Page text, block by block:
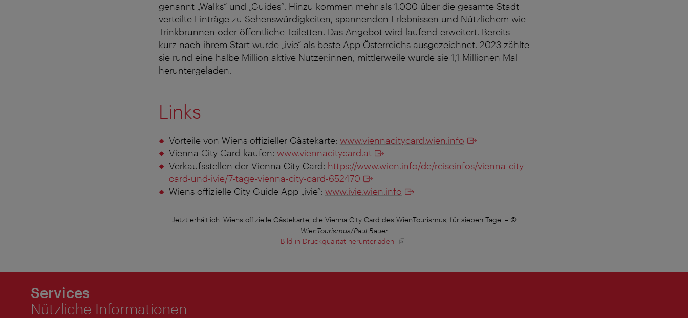
genannt „Walks“ und „Guides“. Hinzu kommen mehr als 1.000 über die gesamte Stadt
verteilte Einträge zu Sehenswürdigkeiten, spannenden Erlebnissen und Nützlichem wie
Trinkbrunnen oder öffentliche Toiletten. Das Angebot wird laufend erweitert. Bereits
kurz nach ihrem Start wurde „ivie“ als beste App Österreichs ausgezeichnet. 2023 zählte
sie rund eine halbe Million aktive Nutzer:innen, mittlerweile wurde sie 1,1 Millionen Mal
heruntergeladen.
Links
Vorteile von Wiens offizieller Gästekarte: www.viennacitycard.wien.info
Vienna City Card kaufen: www.viennacitycard.at
Verkaufsstellen der Vienna City Card: https://www.wien.info/de/reiseinfos/vienna-city-
card-und-ivie/7-tage-vienna-city-card-652470
Wiens offizielle City Guide App „ivie“: www.ivie.wien.info
Jetzt erhältlich: Wiens offizielle Gästekarte, die Vienna City Card des WienTourismus, für sieben Tage. – ©
WienTourismus/Paul Bauer
Bild in Druckqualität herunterladen
Services
Nützliche Informationen